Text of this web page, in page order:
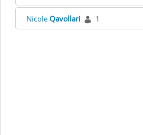
Nicole Qavollari 1